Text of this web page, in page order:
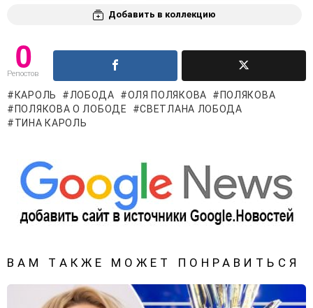
Добавить в коллекцию
0
Репостов
КАРОЛЬ ЛОБОДА ОЛЯ ПОЛЯКОВА
ПОЛЯКОВА
ПОЛЯКОВА О ЛОБОДЕ
СВЕТЛАНА ЛОБОДА
ТИНА КАРОЛЬ
ВАМ ТАКЖЕ МОЖЕТ ПОНРАВИТЬСЯ